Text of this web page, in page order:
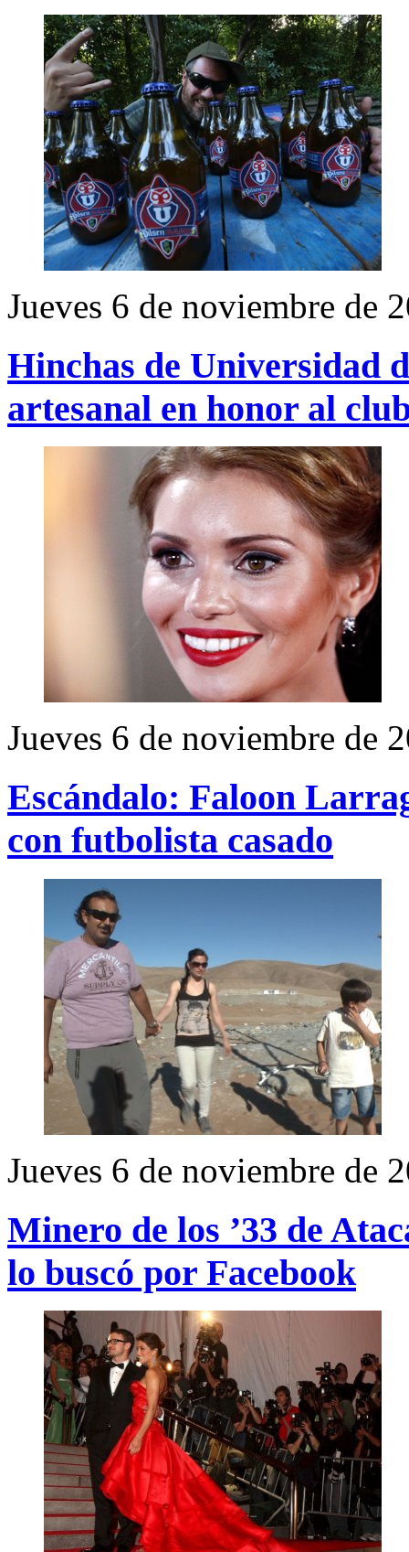
Jueves 6 de noviembre de
Hinchas de Universidad
artesanal en honor al
Jueves 6 de noviembre de
Escándalo: Faloon
con futbolista casado
Jueves 6 de noviembre de
Minero de los ’33 de
lo buscó por Facebook